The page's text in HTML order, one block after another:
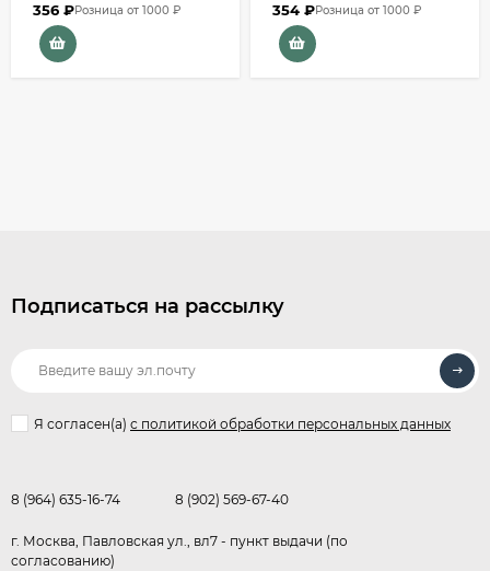
356 ₽Розница от 1000 ₽ 354 ₽Розница от 1000 ₽
Подписаться на рассылку
Я согласен(a) с политикой обработки персональных данных
8 (964) 635-16-74 8 (902) 569-67-40
г. Москва, Павловская ул., вл7 - пункт выдачи (по
согласованию)